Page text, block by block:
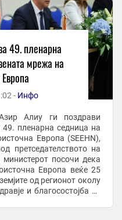
49. пленарна
мрежа на
Европа
- Инфо
Алиу ги поздрави
пленарна седница на
Европа (SEEHN),
претседателството на
посочи дека
Европа веќе 25
од регионот околу
и благосостојба за